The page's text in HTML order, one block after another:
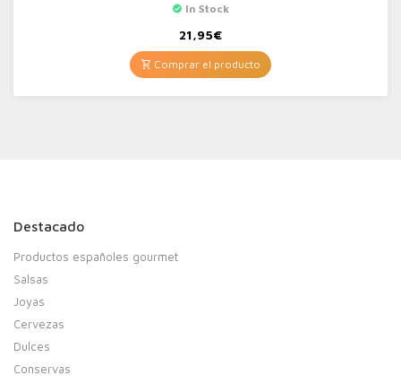
In Stock
21,95€
Comprar el producto
Destacado
Productos españoles gourmet
Salsas
Joyas
Cervezas
Dulces
Conservas